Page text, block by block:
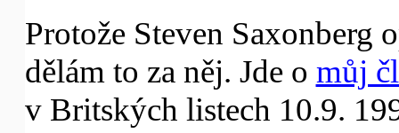
Protože Steven Saxonberg
dělám to za něj. Jde o můj
v Britských listech 10.9.